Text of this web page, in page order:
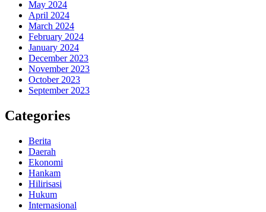
May 2024
April 2024
March 2024
February 2024
January 2024
December 2023
November 2023
October 2023
September 2023
Categories
Berita
Daerah
Ekonomi
Hankam
Hilirisasi
Hukum
Internasional